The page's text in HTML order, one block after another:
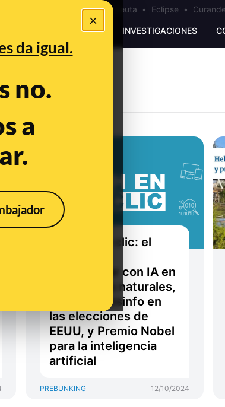
×
da igual.
no.
a
•Bulos Ceuta • Eclipse •
PREBUNKING INVESTIGACIONES
Tech en un clic: el
desinformar con IA en
catástrofes naturales,
más IA y desinfo en
las elecciones de
EEUU, y Premio Nobel
para la inteligencia
artificial
PREBUNKING 12/10/2024